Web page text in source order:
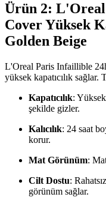
Ürün 2:
Cover Yüksek
Golden Beige
L'Oreal Paris Infaillible
yüksek kapatıcılık sağlar.
Kapatıcılık: Yüksek
şekilde gizler.
Kalıcılık: 24 saat
korur.
Mat Görünüm:
Cilt Dostu:
görünüm sağlar.